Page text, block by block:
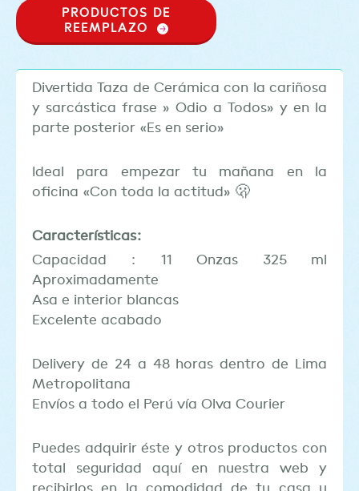
PRODUCTOS DE
REEMPLAZO
Divertida Taza de Cerámica con la cariñosa
y sarcástica frase » Odio a Todos» y en la
parte posterior «Es en serio»
Ideal para empezar tu mañana en la
oficina «Con toda la actitud» 🫢
Características:
Capacidad : 11 Onzas 325 ml
Aproximadamente
Asa e interior blancas
Excelente acabado
Delivery de 24 a 48 horas dentro de Lima
Metropolitana
Envíos a todo el Perú vía Olva Courier
Puedes adquirir éste y otros productos con
total seguridad aquí en nuestra web y